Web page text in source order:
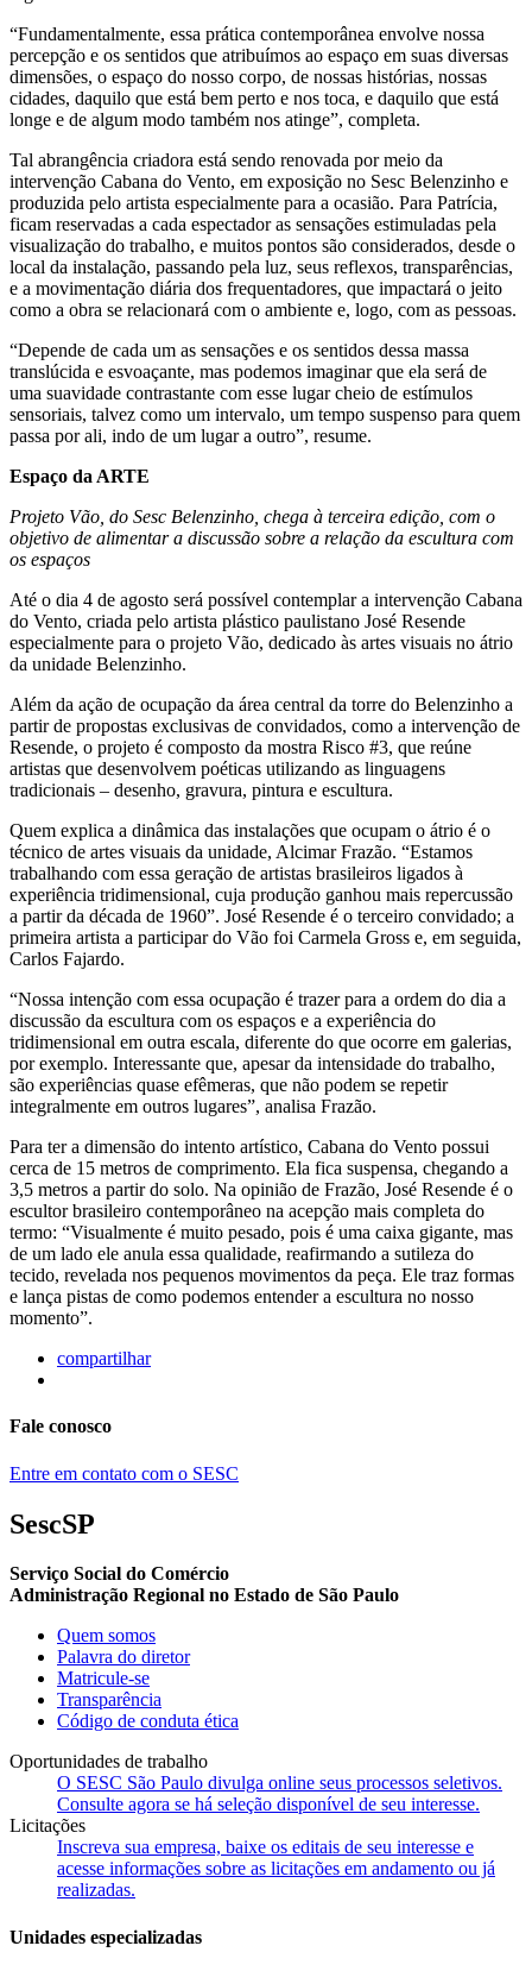
“Fundamentalmente, essa prática contemporânea envolve nossa
percepção e os sentidos que atribuímos ao espaço em suas diversas
dimensões, o espaço do nosso corpo, de nossas histórias, nossas
cidades, daquilo que está bem perto e nos toca, e daquilo que está
longe e de algum modo também nos atinge”, completa.
Tal abrangência criadora está sendo renovada por meio da
intervenção Cabana do Vento, em exposição no Sesc Belenzinho e
produzida pelo artista especialmente para a ocasião. Para Patrícia,
ficam reservadas a cada espectador as sensações estimuladas pela
visualização do trabalho, e muitos pontos são considerados, desde o
local da instalação, passando pela luz, seus reflexos, transparências,
e a movimentação diária dos frequentadores, que impactará o jeito
como a obra se relacionará com o ambiente e, logo, com as pessoas.
“Depende de cada um as sensações e os sentidos dessa massa
translúcida e esvoaçante, mas podemos imaginar que ela será de
uma suavidade contrastante com esse lugar cheio de estímulos
sensoriais, talvez como um intervalo, um tempo suspenso para quem
passa por ali, indo de um lugar a outro”, resume.
Espaço da ARTE
Projeto Vão, do Sesc Belenzinho, chega à terceira edição, com o
objetivo de alimentar a discussão sobre a relação da escultura com
os espaços
Até o dia 4 de agosto será possível contemplar a intervenção Cabana
do Vento, criada pelo artista plástico paulistano José Resende
especialmente para o projeto Vão, dedicado às artes visuais no átrio
da unidade Belenzinho.
Além da ação de ocupação da área central da torre do Belenzinho a
partir de propostas exclusivas de convidados, como a intervenção de
Resende, o projeto é composto da mostra Risco #3, que reúne
artistas que desenvolvem poéticas utilizando as linguagens
tradicionais – desenho, gravura, pintura e escultura.
Quem explica a dinâmica das instalações que ocupam o átrio é o
técnico de artes visuais da unidade, Alcimar Frazão. “Estamos
trabalhando com essa geração de artistas brasileiros ligados à
experiência tridimensional, cuja produção ganhou mais repercussão
a partir da década de 1960”. José Resende é o terceiro convidado; a
primeira artista a participar do Vão foi Carmela Gross e, em seguida,
Carlos Fajardo.
“Nossa intenção com essa ocupação é trazer para a ordem do dia a
discussão da escultura com os espaços e a experiência do
tridimensional em outra escala, diferente do que ocorre em galerias,
por exemplo. Interessante que, apesar da intensidade do trabalho,
são experiências quase efêmeras, que não podem se repetir
integralmente em outros lugares”, analisa Frazão.
Para ter a dimensão do intento artístico, Cabana do Vento possui
cerca de 15 metros de comprimento. Ela fica suspensa, chegando a
3,5 metros a partir do solo. Na opinião de Frazão, José Resende é o
escultor brasileiro contemporâneo na acepção mais completa do
termo: “Visualmente é muito pesado, pois é uma caixa gigante, mas
de um lado ele anula essa qualidade, reafirmando a sutileza do
tecido, revelada nos pequenos movimentos da peça. Ele traz formas
e lança pistas de como podemos entender a escultura no nosso
momento”.
compartilhar
Fale conosco
Entre em contato com o SESC
SescSP
Serviço Social do Comércio
Administração Regional no Estado de São Paulo
Quem somos
Palavra do diretor
Matricule-se
Transparência
Código de conduta ética
Oportunidades de trabalho
O SESC São Paulo divulga online seus processos seletivos.
Consulte agora se há seleção disponível de seu interesse.
Licitações
Inscreva sua empresa, baixe os editais de seu interesse e
acesse informações sobre as licitações em andamento ou já
realizadas.
Unidades especializadas